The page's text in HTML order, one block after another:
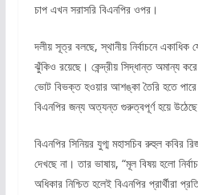
চাপ এখন সরাসরি বিএনপির ওপর।
দলীয় সূত্র বলছে, স্থানীয় নির্বাচনে একাধিক
ঝুঁকিও রয়েছে। কেন্দ্রীয় সিদ্ধান্ত অমান্য
ভোট বিভক্ত হওয়ার আশঙ্কা তৈরি হতে
বিএনপির জন্য অত্যন্ত গুরুত্বপূর্ণ হয়ে
বিএনপির সিনিয়র যুগ্ম মহাসচিব রুহুল কবির
দেখছে না। তার ভাষায়, “মূল বিষয় হলো
অধিকার নিশ্চিত হলেই বিএনপির প্রার্থীরা